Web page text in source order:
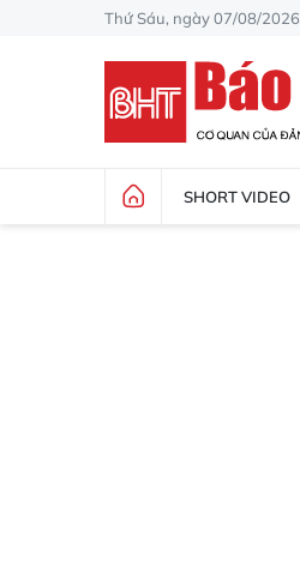
Thứ Sáu, ngày 07/08/2026
SHORT VIDEO